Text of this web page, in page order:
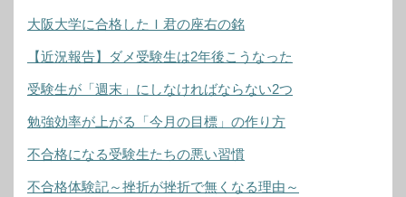
大阪大学に合格したＩ君の座右の銘
【近況報告】ダメ受験生は2年後こうなった
受験生が「週末」にしなければならない2つ
勉強効率が上がる「今月の目標」の作り方
不合格になる受験生たちの悪い習慣
不合格体験記～挫折が挫折で無くなる理由～